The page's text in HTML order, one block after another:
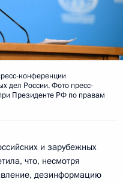
конференции
дел России. Фото пресс-
Президенте РФ по правам
и зарубежных
что, несмотря
дезинформацию